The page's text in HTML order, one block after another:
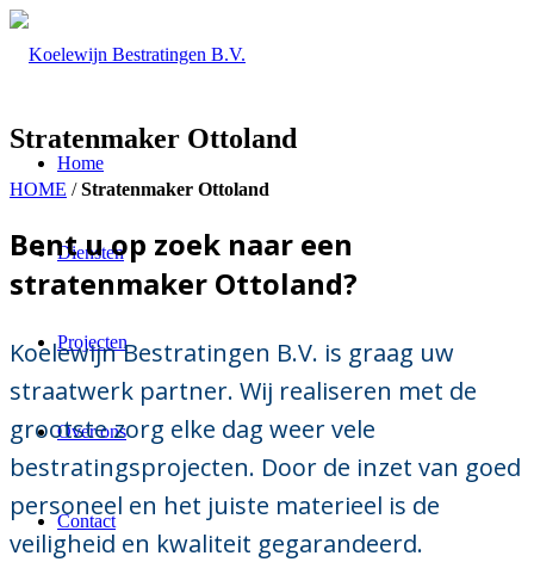
Home
Diensten
Projecten
Over ons
Contact
Stratenmaker Ottoland
HOME /Stratenmaker Ottoland
Bent u op zoek naar een
stratenmaker Ottoland?
Koelewijn Bestratingen B.V. is graag uw
straatwerk partner. Wij realiseren met de
grootste zorg elke dag weer vele
bestratingsprojecten. Door de inzet van goed
personeel en het juiste materieel is de
veiligheid en kwaliteit gegarandeerd.